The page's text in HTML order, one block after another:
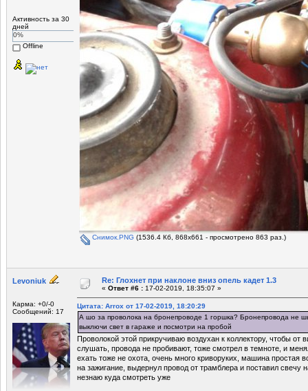
Активность за 30
дней
0%
Offline
Снимок.PNG (1536.4 Кб, 868x661 - просмотрено 863 раз.)
Levoniuk
Карма: +0/-0
Сообщений: 17
Re: Глохнет при наклоне вниз опель кадет 1.3
« Ответ #6 : 17-02-2019, 18:35:07 »
Цитата: Arrox от 17-02-2019, 18:20:29
А шо за проволока на бронепроводе 1 горшка? Бронепровода не
выключи свет в гараже и посмотри на пробой
Проволокой этой прикручиваю воздухан к коллектору, чтобы от
слушать, провода не пробивают, тоже смотрел в темноте, и
ехать тоже не охота, очень много криворуких, машина простая
на зажигание, выдернул провод от трамблера и поставил свечу
незнаю куда смотреть уже